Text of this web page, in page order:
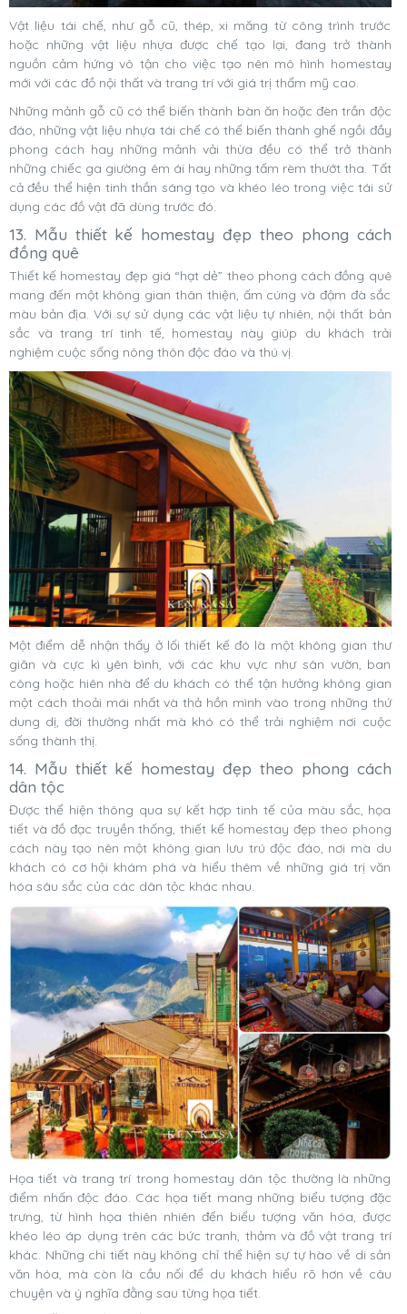
Vật liệu tái chế, như gỗ cũ, thép, xi măng từ công trình trước
hoặc những vật liệu nhựa được chế tạo lại, đang trở thành
nguồn cảm hứng vô tận cho việc tạo nên mô hình homestay
mới với các đồ nội thất và trang trí với giá trị thẩm mỹ cao.
Những mảnh gỗ cũ có thể biến thành bàn ăn hoặc đèn trần độc
đáo, những vật liệu nhựa tái chế có thể biến thành ghế ngồi đầy
phong cách hay những mảnh vải thừa đều có thể trở thành
những chiếc ga giường êm ái hay những tấm rèm thướt tha. Tất
cả đều thể hiện tinh thần sáng tạo và khéo léo trong việc tái sử
dụng các đồ vật đã dùng trước đó.
13. Mẫu thiết kế homestay đẹp theo phong cách
đồng quê
Thiết kế homestay đẹp giá “hạt dẻ” theo phong cách đồng quê
mang đến một không gian thân thiện, ấm cúng và đậm đà sắc
màu bản địa. Với sự sử dụng các vật liệu tự nhiên, nội thất bản
sắc và trang trí tinh tế, homestay này giúp du khách trải
nghiệm cuộc sống nông thôn độc đáo và thú vị.
Một điểm dễ nhận thấy ở lối thiết kế đó là một không gian thư
giãn và cực kì yên bình, với các khu vực như sân vườn, ban
công hoặc hiên nhà để du khách có thể tận hưởng không gian
một cách thoải mái nhất và thả hồn mình vào trong những thứ
dung dị, đời thường nhất mà khó có thể trải nghiệm nơi cuộc
sống thành thị.
14. Mẫu thiết kế homestay đẹp theo phong cách
dân tộc
Được thể hiện thông qua sự kết hợp tinh tế của màu sắc, họa
tiết và đồ đạc truyền thống, thiết kế homestay đẹp theo phong
cách này tạo nên một không gian lưu trú độc đáo, nơi mà du
khách có cơ hội khám phá và hiểu thêm về những giá trị văn
hóa sâu sắc của các dân tộc khác nhau.
Họa tiết và trang trí trong homestay dân tộc thường là những
điểm nhấn độc đáo. Các họa tiết mang những biểu tượng đặc
trưng, từ hình họa thiên nhiên đến biểu tượng văn hóa, được
khéo léo áp dụng trên các bức tranh, thảm và đồ vật trang trí
khác. Những chi tiết này không chỉ thể hiện sự tự hào về di sản
văn hóa, mà còn là cầu nối để du khách hiểu rõ hơn về câu
chuyện và ý nghĩa đằng sau từng họa tiết.